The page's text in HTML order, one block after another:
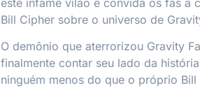
Bill Cipher sobre o universo de
O demônio que aterrorizou Gravity
finalmente contar seu lado da
ninguém menos do que o próprio Bill